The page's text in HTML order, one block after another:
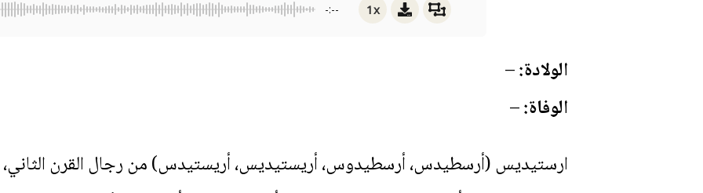
-:-- 1x
الولادة:–
الوفاة:–
ارستيديس (أرسطيدس، أرسطيدوس، أريستيديس، أريستيدس) من رجال القرن